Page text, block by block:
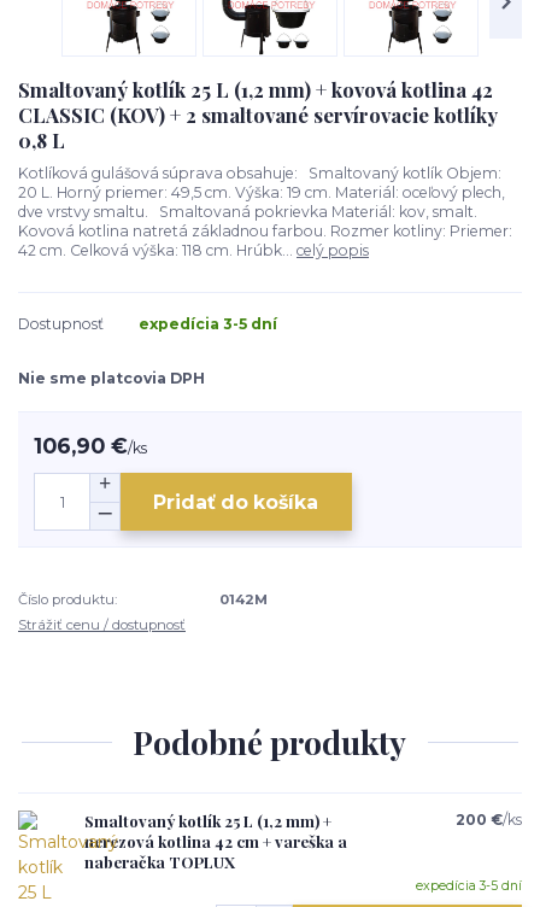
Smaltovaný kotlík 25 L (1,2 mm) + kovová kotlina 42
CLASSIC (KOV) + 2 smaltované servírovacie kotlíky
0,8 L
Kotlíková gulášová súprava obsahuje: Smaltovaný kotlík Objem:
20 L. Horný priemer: 49,5 cm. Výška: 19 cm. Materiál: oceľový plech,
dve vrstvy smaltu. Smaltovaná pokrievka Materiál: kov, smalt.
Kovová kotlina natretá základnou farbou. Rozmer kotliny: Priemer:
42 cm. Celková výška: 118 cm. Hrúbk... celý popis
Dostupnosť expedícia 3-5 dní
Nie sme platcovia DPH
106,90 €/ks
Pridať do košíka
Číslo produktu:
0142M
Strážiť cenu / dostupnosť
Podobné produkty
Smaltovaný kotlík 25 L (1,2 mm) +
nerezová kotlina 42 cm + vareška a
naberačka TOPLUX
200 €/ks
expedícia 3-5 dní